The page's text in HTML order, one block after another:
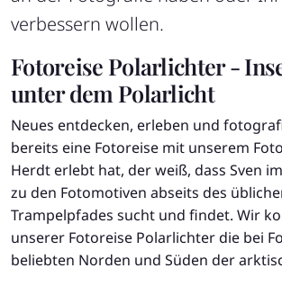
verbessern wollen.
Fotoreise Polarlichter -
unter dem Polarlicht
Neues entdecken, erleben und
bereits eine Fotoreise mit unserem
Herdt erlebt hat, der weiß, dass Sven
zu den Fotomotiven abseits des
Trampelpfades sucht und findet. Wir
unserer Fotoreise Polarlichter die bei
beliebten Norden und Süden der